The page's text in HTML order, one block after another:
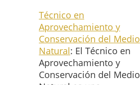
Técnico en
Aprovechamiento y
Conservación del Medio
Natural: El Técnico en
Aprovechamiento y
Conservación del Medio